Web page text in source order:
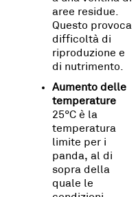
aree residue.
Questo provoca
difficoltà di
riproduzione e
di nutrimento.
Aumento delle
temperature
25°C è la
temperatura
limite per i
panda, al di
sopra della
quale le